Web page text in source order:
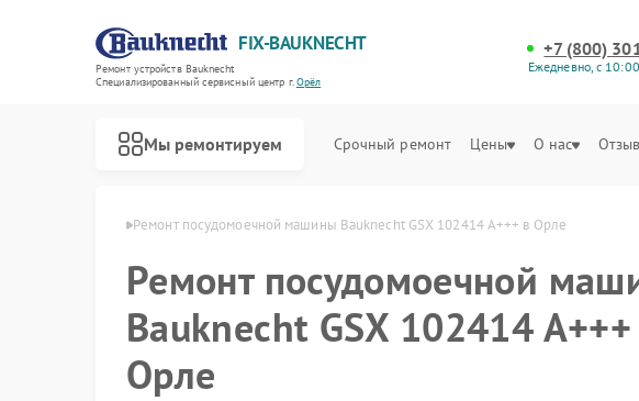
FIX-BAUKNECHT
Ремонт устройств Bauknecht
Специализированный cервисный центр г.Орёл
+7 (800)
Ежедневно, с
Мы ремонтируем Срочный ремонт Цены О нас
Bauknecht в Орле Ремонт посудомоечной машины Bauknecht GSX 102414 A+++ в Орле
Ремонт посудомоечной
Bauknecht GSX 102414 A+++
Орле